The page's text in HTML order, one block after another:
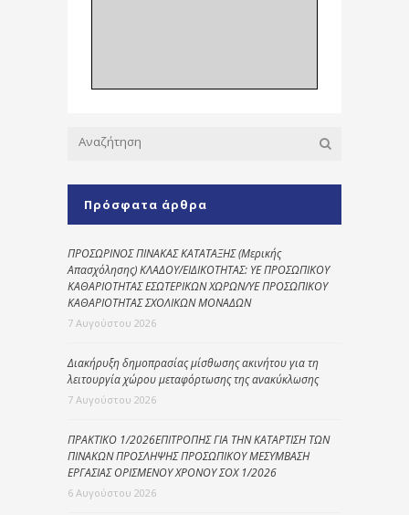
Πρόσφατα άρθρα
ΠΡΟΣΩΡΙΝΟΣ ΠΙΝΑΚΑΣ ΚΑΤΑΤΑΞΗΣ (Μερικής
Απασχόλησης) ΚΛΑΔΟΥ/ΕΙΔΙΚΟΤΗΤΑΣ: ΥΕ ΠΡΟΣΩΠΙΚΟΥ
ΚΑΘΑΡΙΟΤΗΤΑΣ ΕΣΩΤΕΡΙΚΩΝ ΧΩΡΩΝ/ΥΕ ΠΡΟΣΩΠΙΚΟΥ
ΚΑΘΑΡΙΟΤΗΤΑΣ ΣΧΟΛΙΚΩΝ ΜΟΝΑΔΩΝ
7 Αυγούστου 2026
Διακήρυξη δημοπρασίας μίσθωσης ακινήτου για τη
λειτουργία χώρου μεταφόρτωσης της ανακύκλωσης
7 Αυγούστου 2026
ΠΡΑΚΤΙΚΟ 1/2026ΕΠΙΤΡΟΠΗΣ ΓΙΑ ΤΗΝ ΚΑΤΑΡΤΙΣΗ ΤΩΝ
ΠΙΝΑΚΩΝ ΠΡΟΣΛΗΨΗΣ ΠΡΟΣΩΠΙΚΟΥ ΜΕΣΥΜΒΑΣΗ
ΕΡΓΑΣΙΑΣ ΟΡΙΣΜΕΝΟΥ ΧΡΟΝΟΥ ΣΟΧ 1/2026
6 Αυγούστου 2026